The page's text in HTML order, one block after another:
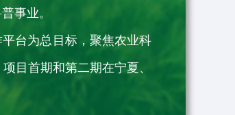
事业。
台为总目标，聚焦农业科
目首期和第二期在宁夏、